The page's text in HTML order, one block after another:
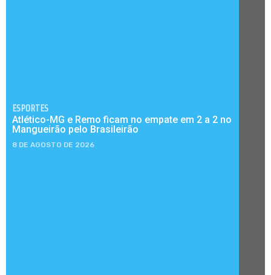
ESPORTES
Atlético-MG e Remo ficam no empate em 2 a 2 no
Mangueirão pelo Brasileirão
8 DE AGOSTO DE 2026